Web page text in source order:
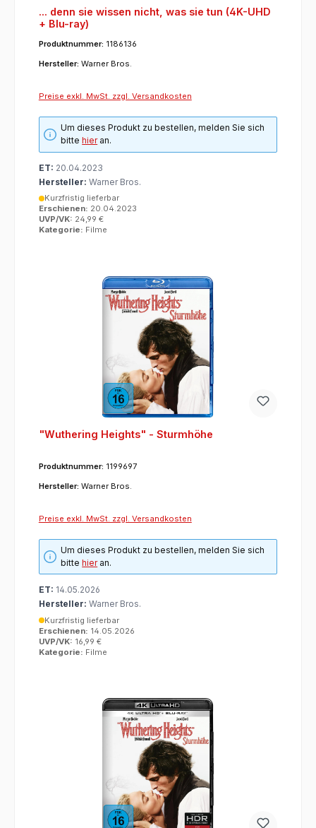
... denn sie wissen nicht, was sie tun (4K-UHD
+ Blu-ray)
Produktnummer: 1186136
Hersteller: Warner Bros.
Preise exkl. MwSt. zzgl. Versandkosten
Um dieses Produkt zu bestellen, melden Sie sich
bittehieran.
ET: 20.04.2023
Hersteller: Warner Bros.
Kurzfristig lieferbar
Erschienen: 20.04.2023
UVP/VK: 24,99 €
Kategorie: Filme
"Wuthering Heights" - Sturmhöhe
Produktnummer: 1199697
Hersteller: Warner Bros.
Preise exkl. MwSt. zzgl. Versandkosten
Um dieses Produkt zu bestellen, melden Sie sich
bittehieran.
ET: 14.05.2026
Hersteller: Warner Bros.
Kurzfristig lieferbar
Erschienen: 14.05.2026
UVP/VK: 16,99 €
Kategorie: Filme